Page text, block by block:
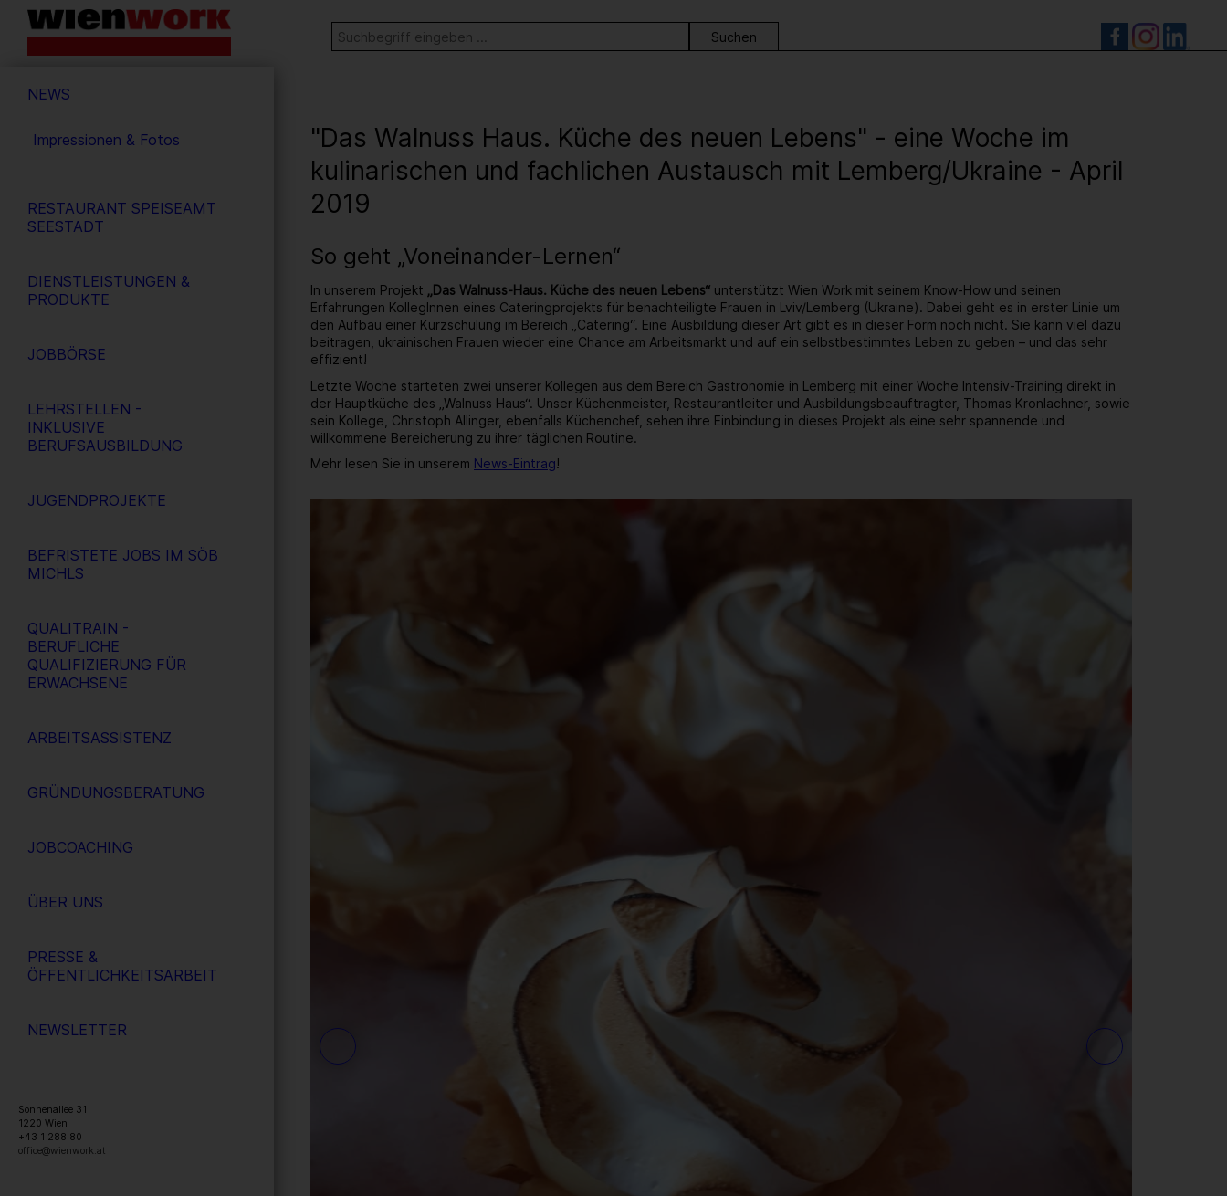
Barrierefreie
Bedienung
Webseite
Stichwortsuche
SUCHE
NEWS
Impressionen & Fotos
RESTAURANT SPEISEAMT
SEESTADT
DIENSTLEISTUNGEN &
PRODUKTE
JOBBÖRSE
LEHRSTELLEN -
INKLUSIVE
BERUFSAUSBILDUNG
JUGENDPROJEKTE
BEFRISTETE JOBS IM SÖB
MICHLS
QUALITRAIN -
BERUFLICHE
QUALIFIZIERUNG FÜR
ERWACHSENE
ARBEITSASSISTENZ
GRÜNDUNGSBERATUNG
JOBCOACHING
ÜBER UNS
PRESSE &
ÖFFENTLICHKEITSARBEIT
NEWSLETTER
Sonnenallee 31
1220 Wien
+43 1 288 80
office@wienwork.at
"Das Walnuss Haus. Küche des neuen Lebens" - eine Woche im
kulinarischen und fachlichen Austausch mit Lemberg/Ukraine - April
2019
So geht „Voneinander-Lernen“
In unserem Projekt „Das Walnuss-Haus. Küche des neuen Lebens“ unterstützt Wien Work mit seinem Know-How und seinen
Erfahrungen KollegInnen eines Cateringprojekts für benachteiligte Frauen in Lviv/Lemberg (Ukraine). Dabei geht es in erster Linie um
den Aufbau einer Kurzschulung im Bereich „Catering“. Eine Ausbildung dieser Art gibt es in dieser Form noch nicht. Sie kann viel dazu
beitragen, ukrainischen Frauen wieder eine Chance am Arbeitsmarkt und auf ein selbstbestimmtes Leben zu geben – und das sehr
effizient!
Letzte Woche starteten zwei unserer Kollegen aus dem Bereich Gastronomie in Lemberg mit einer Woche Intensiv-Training direkt in
der Hauptküche des „Walnuss Haus“. Unser Küchenmeister, Restaurantleiter und Ausbildungsbeauftragter, Thomas Kronlachner, sowie
sein Kollege, Christoph Allinger, ebenfalls Küchenchef, sehen ihre Einbindung in dieses Projekt als eine sehr spannende und
willkommene Bereicherung zu ihrer täglichen Routine.
Mehr lesen Sie in unserem News-Eintrag!